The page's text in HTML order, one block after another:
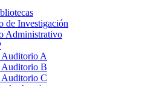
de Investigación
Administrativo
Auditorio A
Auditorio B
Auditorio C